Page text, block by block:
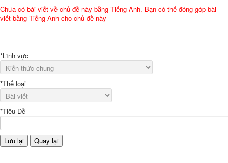
Chưa có bài viết về chủ đề này bằng Tiếng Anh. Bạn có thể đóng góp bài
viết bằng Tiếng Anh cho chủ đề này
*Lĩnh vực
*Thể loại
*Tiêu Đề